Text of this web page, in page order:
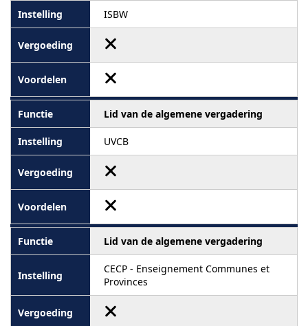
ISBW
Lid van de algemene vergadering
UVCB
Lid van de algemene vergadering
CECP - Enseignement Communes et
Provinces